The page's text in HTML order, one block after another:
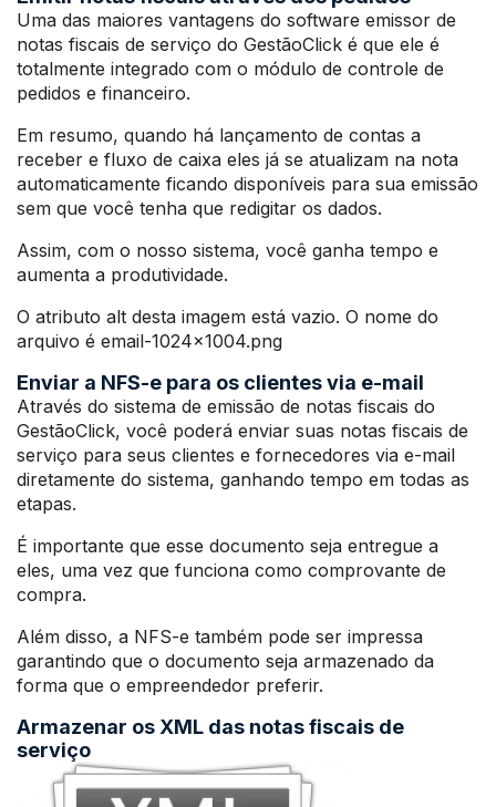
Uma das maiores vantagens do software emissor de
notas fiscais de serviço do GestãoClick é que ele é
totalmente integrado com o módulo de controle de
pedidos e financeiro.
Em resumo, quando há lançamento de contas a
receber e fluxo de caixa eles já se atualizam na nota
automaticamente ficando disponíveis para sua emissão
sem que você tenha que redigitar os dados.
Assim, com o nosso sistema, você ganha tempo e
aumenta a produtividade.
O atributo alt desta imagem está vazio. O nome do
arquivo é email-1024×1004.png
Enviar a NFS-e para os clientes via e-mail
Através do sistema de emissão de notas fiscais do
GestãoClick, você poderá enviar suas notas fiscais de
serviço para seus clientes e fornecedores via e-mail
diretamente do sistema, ganhando tempo em todas as
etapas.
É importante que esse documento seja entregue a
eles, uma vez que funciona como comprovante de
compra.
Além disso, a NFS-e também pode ser impressa
garantindo que o documento seja armazenado da
forma que o empreendedor preferir.
Armazenar os XML das notas fiscais de
serviço